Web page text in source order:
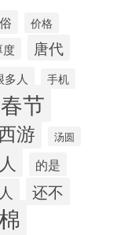
价格
度 唐代
多人 手机
春节
游 汤圆
的是
还不